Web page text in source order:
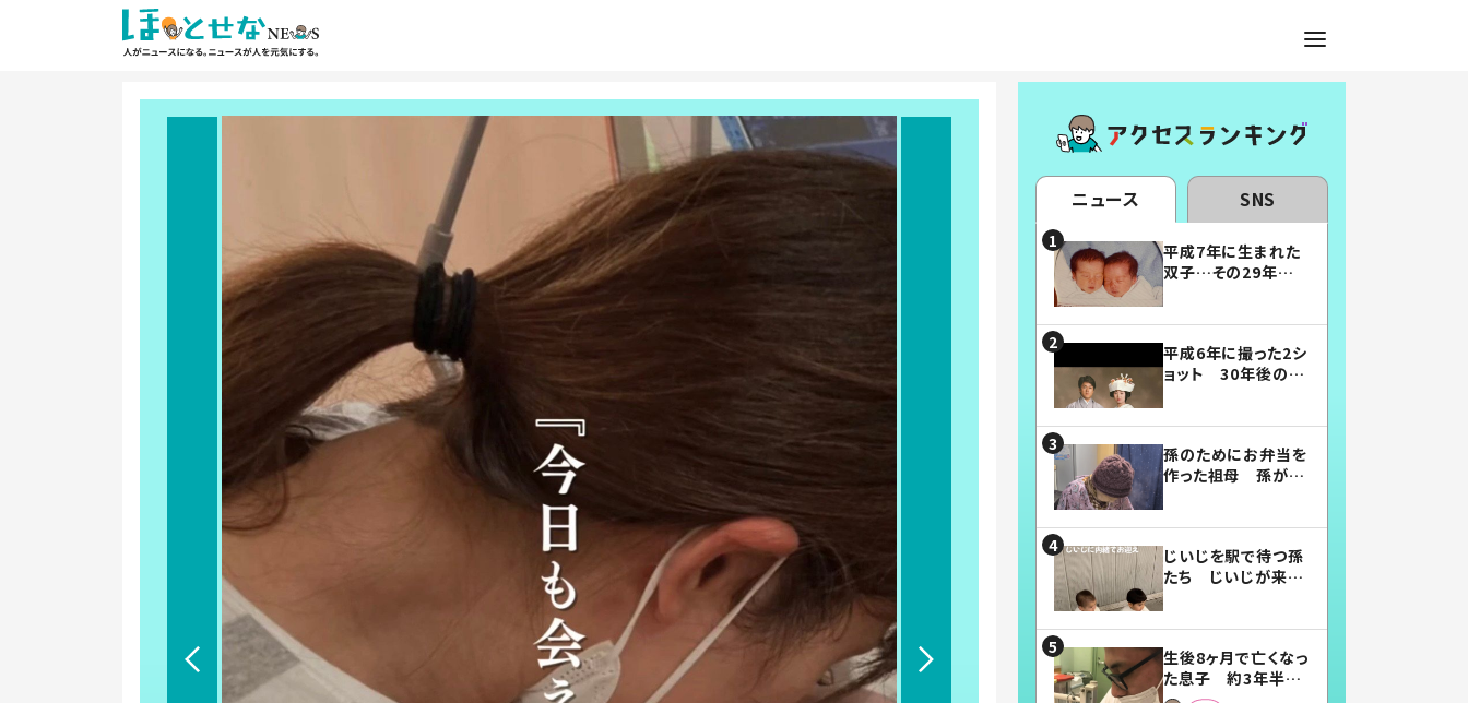
ニュース SNS
平成7年に生まれた
双子…その29年後
平成6年に撮った2シ
ョット 30年後の姿
孫のためにお弁当を
作った祖母 孫が絶
じいじを駅で待つ孫
たち じいじが来た
まらない」「幸せにな
れる」
生後8ヶ月で亡くなっ
た息子 約3年半